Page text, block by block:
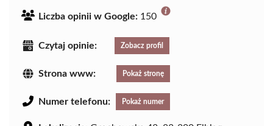
Liczba opinii w Google: 150
Czytaj opinie: Zobacz profil
Strona www: Pokaż stronę
Numer telefonu: Pokaż numer